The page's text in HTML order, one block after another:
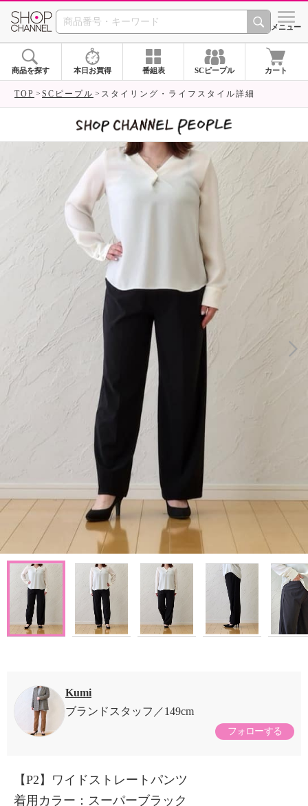
SHOP CHANNEL シメニュー
商品を探す 本日お買得 番組表 SCピープル カート
TOP SCピープル スタイリング・ライフスタイル詳細
Kumi
ブランドスタッフ
149cm
フォローする
【P2】ワイドストレートパンツ
着用カラー：スーパーブラック